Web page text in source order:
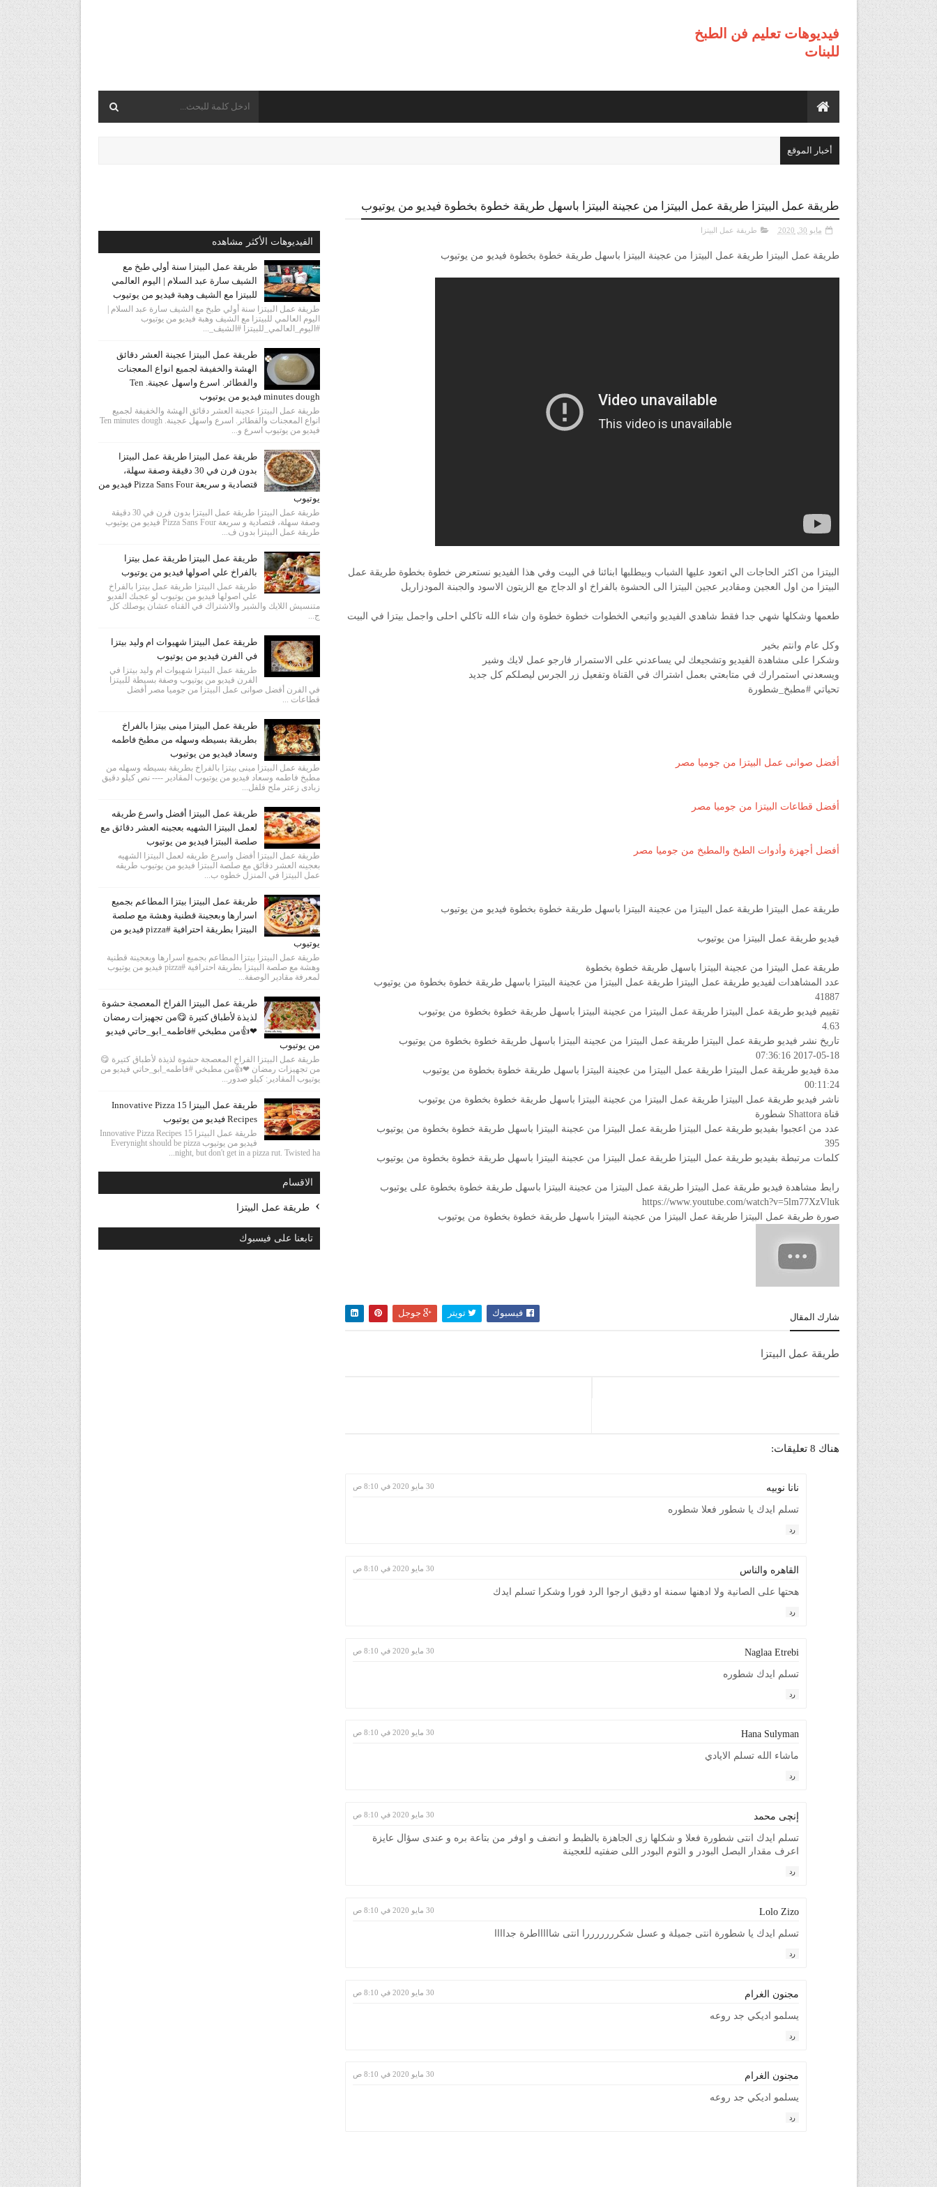
فيديوهات تعليم فن الطبخ
للبنات
أخبار الموقع
طريقة عمل البيتزا طريقة عمل البيتزا من عجينة البيتزا باسهل طريقة خطوة بخطوة فيديو من يوتيوب
مايو 30, 2020 طريقة عمل البيتزا
طريقة عمل البيتزا طريقة عمل البيتزا من عجينة البيتزا باسهل طريقة خطوة بخطوة فيديو من يوتيوب
البيتزا من اكثر الحاجات الي اتعود عليها الشباب وبيطلبها ابنائنا في البيت وفي هذا الفيديو نستعرض خطوة بخطوة طريقة عمل
البيتزا من اول العجين ومقادير عجين البيتزا الى الحشوة بالفراخ او الدجاج مع الزيتون الاسود والجبنة المودزاريل
طعمها وشكلها شهي جدا فقط شاهدي الفيديو واتبعي الخطوات خطوة خطوة وان شاء الله تاكلي احلى واجمل بيتزا في البيت
وكل عام وانتم بخير
وشكرا على مشاهدة الفيديو وتشجيعك لي يساعدني على الاستمرار فارجو عمل لايك وشير
ويسعدني استمرارك في متابعتي بعمل اشتراك في القناة وتفعيل زر الجرس ليصلكم كل جديد
تحياتي #مطبخ_شطورة
أفضل صوانى عمل البيتزا من جوميا مصر
أفضل قطاعات البيتزا من جوميا مصر
أفضل أجهزة وأدوات الطبخ والمطبخ من جوميا مصر
طريقة عمل البيتزا طريقة عمل البيتزا من عجينة البيتزا باسهل طريقة خطوة بخطوة فيديو من يوتيوب
فيديو طريقة عمل البيتزا من يوتيوب
طريقة عمل البيتزا من عجينة البيتزا باسهل طريقة خطوة بخطوة
عدد المشاهدات لفيديو طريقة عمل البيتزا طريقة عمل البيتزا من عجينة البيتزا باسهل طريقة خطوة بخطوة من يوتيوب
41887
تقييم فيديو طريقة عمل البيتزا طريقة عمل البيتزا من عجينة البيتزا باسهل طريقة خطوة بخطوة من يوتيوب
4.63
تاريخ نشر فيديو طريقة عمل البيتزا طريقة عمل البيتزا من عجينة البيتزا باسهل طريقة خطوة بخطوة من يوتيوب
2017-05-18 07:36:16
مدة فيديو طريقة عمل البيتزا طريقة عمل البيتزا من عجينة البيتزا باسهل طريقة خطوة بخطوة من يوتيوب
00:11:24
ناشر فيديو طريقة عمل البيتزا طريقة عمل البيتزا من عجينة البيتزا باسهل طريقة خطوة بخطوة من يوتيوب
قناة Shattora شطورة
عدد من اعجبوا بفيديو طريقة عمل البيتزا طريقة عمل البيتزا من عجينة البيتزا باسهل طريقة خطوة بخطوة من يوتيوب
395
كلمات مرتبطة بفيديو طريقة عمل البيتزا طريقة عمل البيتزا من عجينة البيتزا باسهل طريقة خطوة بخطوة من يوتيوب
رابط مشاهدة فيديو طريقة عمل البيتزا طريقة عمل البيتزا من عجينة البيتزا باسهل طريقة خطوة بخطوة على يوتيوب
https://www.youtube.com/watch?v=5lm77XzVluk
صورة طريقة عمل البيتزا طريقة عمل البيتزا من عجينة البيتزا باسهل طريقة خطوة بخطوة من يوتيوب
شارك المقال فيسبوك تويتر جوجل
طريقة عمل البيتزا
هناك 8 تعليقات:
نانا نوبيه 30 مايو 2020 في 8:10 ص
تسلم ايدك يا شطور فعلا شطوره
رد
القاهره والناس 30 مايو 2020 في 8:10 ص
هحتها على الصانية ولا ادهنها سمنة او دقيق ارجوا الرد فورا وشكرا تسلم ايدك
رد
Naglaa Etrebi 30 مايو 2020 في 8:10 ص
تسلم ايدك شطوره
رد
Hana Sulyman 30 مايو 2020 في 8:10 ص
ماشاء الله تسلم الايادي
رد
إنچى محمد 30 مايو 2020 في 8:10 ص
تسلم ايدك انتى شطورة فعلا و شكلها زى الجاهزة بالظبط و انضف و اوفر من بتاعة بره و عندى سؤال عايزة
اعرف مقدار البصل البودر و الثوم البودر اللى ضفتيه للعجينة
رد
Lolo Zizo 30 مايو 2020 في 8:10 ص
تسلم ايدك يا شطورة انتى جميلة و عسل شكرررررررا انتى شاااااطرة جداااا
رد
مجنون الغرام 30 مايو 2020 في 8:10 ص
يسلمو اديكي جد روعه
رد
مجنون الغرام 30 مايو 2020 في 8:10 ص
يسلمو اديكي جد روعه
رد
الفيديوهات الأكثر مشاهده
طريقة عمل البيتزا سنة أولي طبخ مع
الشيف سارة عبد السلام | اليوم العالمي
للبيتزا مع الشيف وهبة فيديو من يوتيوب
طريقة عمل البيتزا سنة أولي طبخ مع الشيف سارة عبد السلام |
اليوم العالمي للبيتزا مع الشيف وهبة فيديو من يوتيوب
#اليوم_العالمي_للبيتزا #الشيف_...
طريقة عمل البيتزا عجينة العشر دقائق
الهشة والخفيفة لجميع انواع المعجنات
والفطائر. اسرع واسهل عجينة. Ten
minutes dough فيديو من يوتيوب
طريقة عمل البيتزا عجينة العشر دقائق الهشة والخفيفة لجميع
انواع المعجنات والفطائر. اسرع واسهل عجينة. Ten minutes dough
فيديو من يوتيوب اسرع و...
طريقة عمل البيتزا طريقة عمل البيتزا
بدون فرن في 30 دقيقة وصفة سهلة،
قتصادية و سريعة Pizza Sans Four فيديو من
يوتيوب
طريقة عمل البيتزا طريقة عمل البيتزا بدون فرن في 30 دقيقة
وصفة سهلة، قتصادية و سريعة Pizza Sans Four فيديو من يوتيوب
طريقة عمل البيتزا بدون ف...
طريقة عمل البيتزا طريقة عمل بيتزا
بالفراخ علي اصولها فيديو من يوتيوب
طريقة عمل البيتزا طريقة عمل بيتزا بالفراخ
علي اصولها فيديو من يوتيوب لو عجبك الفديو
متنسيش اللايك والشير والاشتراك في القناه عشان يوصلك كل
ج...
طريقة عمل البيتزا شهيوات ام وليد بيتزا
في الفرن فيديو من يوتيوب
طريقة عمل البيتزا شهيوات ام وليد بيتزا في
الفرن فيديو من يوتيوب وصفة بسيطة للبيتزا
في الفرن أفضل صوانى عمل البيتزا من جوميا مصر أفضل
قطاعات ...
طريقة عمل البيتزا مينى بيتزا بالفراخ
بطريقة بسيطه وسهله من مطبخ فاطمه
وسعاد فيديو من يوتيوب
طريقة عمل البيتزا مينى بيتزا بالفراخ بطريقة بسيطه وسهله من
مطبخ فاطمه وسعاد فيديو من يوتيوب المقادير ---- نص كيلو دقيق
زبادى زعتر ملح فلفل...
طريقة عمل البيتزا أفضل واسرع طريقه
لعمل البيتزا الشهيه بعجينه العشر دقائق مع
صلصة الببتزا فيديو من يوتيوب
طريقة عمل البيتزا أفضل واسرع طريقه لعمل البيتزا الشهيه
بعجينه العشر دقائق مع صلصة الببتزا فيديو من يوتيوب طريقه
عمل البيتزا في المنزل خطوه ب...
طريقة عمل البيتزا بيتزا المطاعم بجميع
اسرارها وبعجينة قطنية وهشة مع صلصة
البيتزا بطريقة احترافية #pizza فيديو من
يوتيوب
طريقة عمل البيتزا بيتزا المطاعم بجميع اسرارها وبعجينة قطنية
وهشة مع صلصة البيتزا بطريقة احترافية #pizza فيديو من يوتيوب
لمعرفة مقادير الوصفة...
طريقة عمل البيتزا الفراخ المعصجة حشوة
لذيذة لأطباق كتيرة 😋من تجهيزات رمضان
❤👍من مطبخي #فاطمه_ابو_حاتي فيديو
من يوتيوب
طريقة عمل البيتزا الفراخ المعصجة حشوة لذيذة لأطباق كتيرة 😋
من تجهيزات رمضان ❤👍من مطبخي #فاطمه_ابو_حاتي فيديو من
يوتيوب المقادير: كيلو صدور...
طريقة عمل البيتزا 15 Innovative Pizza
Recipes فيديو من يوتيوب
طريقة عمل البيتزا 15 Innovative Pizza Recipes
فيديو من يوتيوب Everynight should be pizza
night, but don't get in a pizza rut. Twisted ha...
الاقسام
طريقة عمل البيتزا
تابعنا على فيسبوك